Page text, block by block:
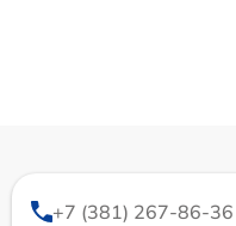
+7 (381) 267-86-36